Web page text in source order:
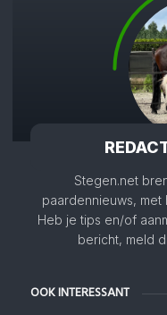
Stegen.net
paardennieuws,
Heb je tips en/of
bericht, meld
OOK INTERESSANT